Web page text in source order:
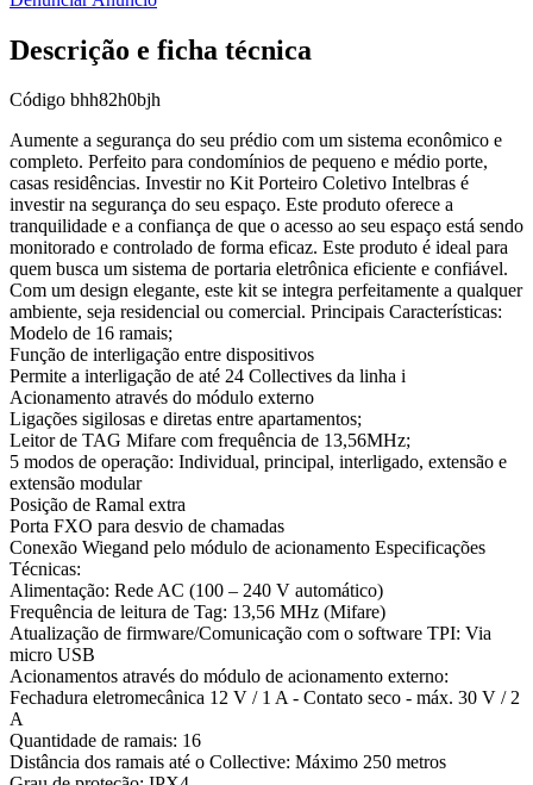
Descrição e ficha técnica
Código bhh82h0bjh
Aumente a segurança do seu prédio com um sistema econômico e
completo. Perfeito para condomínios de pequeno e médio porte,
casas residências. Investir no Kit Porteiro Coletivo Intelbras é
investir na segurança do seu espaço. Este produto oferece a
tranquilidade e a confiança de que o acesso ao seu espaço está sendo
monitorado e controlado de forma eficaz. Este produto é ideal para
quem busca um sistema de portaria eletrônica eficiente e confiável.
Com um design elegante, este kit se integra perfeitamente a qualquer
ambiente, seja residencial ou comercial. Principais Características:
Modelo de 16 ramais;
Função de interligação entre dispositivos
Permite a interligação de até 24 Collectives da linha i
Acionamento através do módulo externo
Ligações sigilosas e diretas entre apartamentos;
Leitor de TAG Mifare com frequência de 13,56MHz;
5 modos de operação: Individual, principal, interligado, extensão e
extensão modular
Posição de Ramal extra
Porta FXO para desvio de chamadas
Conexão Wiegand pelo módulo de acionamento Especificações
Técnicas:
Alimentação: Rede AC (100 – 240 V automático)
Frequência de leitura de Tag: 13,56 MHz (Mifare)
Atualização de firmware/Comunicação com o software TPI: Via
micro USB
Acionamentos através do módulo de acionamento externo:
Fechadura eletromecânica 12 V / 1 A - Contato seco - máx. 30 V / 2
A
Quantidade de ramais: 16
Distância dos ramais até o Collective: Máximo 250 metros